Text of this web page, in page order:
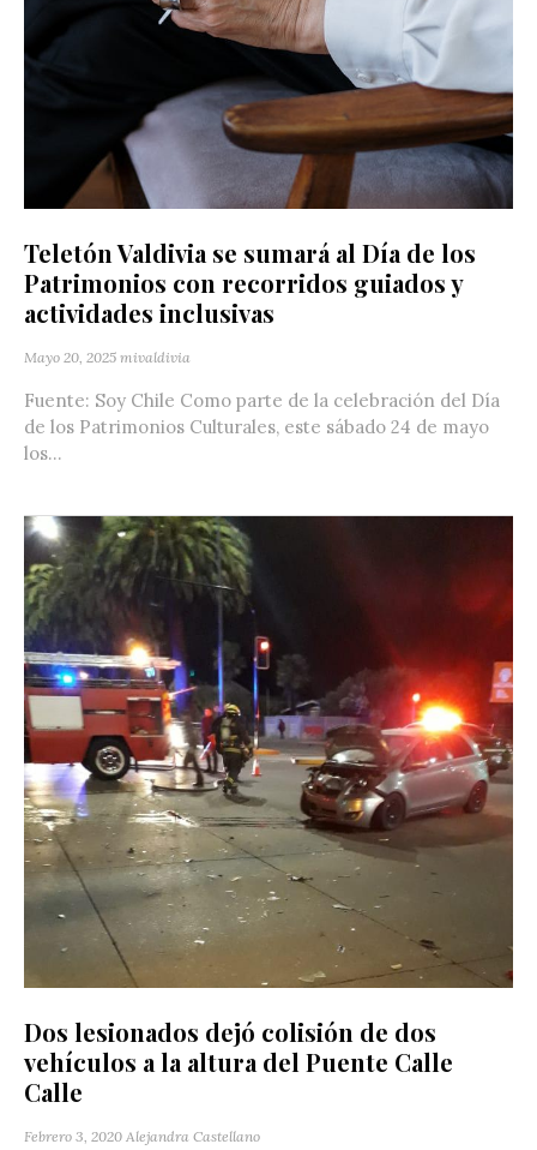
Teletón Valdivia se sumará al Día de los
Patrimonios con recorridos guiados y
actividades inclusivas
Mayo 20, 2025 mivaldivia
Fuente: Soy Chile Como parte de la celebración del Día
de los Patrimonios Culturales, este sábado 24 de mayo
los...
Dos lesionados dejó colisión de dos
vehículos a la altura del Puente Calle
Calle
Febrero 3, 2020 Alejandra Castellano